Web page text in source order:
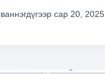
сар 20, 2025